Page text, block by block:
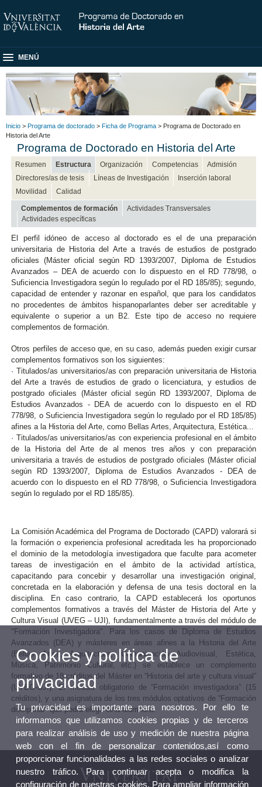
MENÚ
Inicio > Programa de doctorado > Ficha de Programa > Programa de Doctorado en
Historia del Arte
Programa de Doctorado en Historia del Arte
Resumen Estructura Organización Competencias
Admisión
Directores/as de tesis
Líneas de Investigación
Inserción laboral
Movilidad
Calidad
Complementos de formación
Actividades Transversales
Actividades específicas
El perfil idóneo de acceso al doctorado es el de una preparación
universitaria de Historia del Arte a través de estudios de postgrado
oficiales (Máster oficial según RD 1393/2007, Diploma de Estudios
Avanzados – DEA de acuerdo con lo dispuesto en el RD 778/98, o
Suficiencia Investigadora según lo regulado por el RD 185/85); segundo,
capacidad de entender y razonar en español, que para los candidatos
no procedentes de ámbitos hispanoparlantes deber ser acreditable y
equivalente o superior a un B2. Este tipo de acceso no requiere
complementos de formación.
Otros perfiles de acceso que, en su caso, además pueden exigir cursar
complementos formativos son los siguientes:
· Titulados/as universitarios/as con preparación universitaria de Historia
del Arte a través de estudios de grado o licenciatura, y estudios de
postgrado oficiales (Máster oficial según RD 1393/2007, Diploma de
Estudios Avanzados - DEA de acuerdo con lo dispuesto en el RD
778/98, o Suficiencia Investigadora según lo regulado por el RD 185/85)
afines a la Historia del Arte, como Bellas Artes, Arquitectura, Estética...
· Titulados/as universitarios/as con experiencia profesional en el ámbito
de la Historia del Arte de al menos tres años y con preparación
universitaria a través de estudios de postgrado oficiales (Máster oficial
según RD 1393/2007, Diploma de Estudios Avanzados - DEA de
acuerdo con lo dispuesto en el RD 778/98, o Suficiencia Investigadora
según lo regulado por el RD 185/85).
La Comisión Académica del Programa de Doctorado (CAPD) valorará si
la formación o experiencia profesional acreditada les ha proporcionado
el dominio de la metodología investigadora que faculte para acometer
tareas de investigación en el ámbito de la actividad artística,
capacitando para concebir y desarrollar una investigación original,
concretada en la elaboración y defensa de una tesis doctoral en la
disciplina. En caso contrario, la CAPD establecerá los oportunos
complementos formativos a través del Máster de Historia del Arte y
Cultura Visual (UVEG – UJI), fundamentalmente a través del módulo de
"Formación Investigadora". Para los casos de Diploma de Estudios
Avanzados (DEA) y másteres en áreas afines a la Historia del Arte
(Bellas Artes, Arquitectura, Comunicación Audiovisual, Estética,
Música, Patrimonio Cultural, etc.) se establece un complemento
formativo de 18 créditos del Máster en “Historia del arte y cultura visual”
(UVEG-UJI): El módulo obligatorio de “Formación investigadora” (15
créditos), y una asignatura de los tres módulos optativos de “Formación
disciplinar” que podrá elegir el/la alumno/a.
Cookies y política de
privacidad
Tu privacidad es importante para nosotros. Por ello te
informamos que utilizamos cookies propias y de terceros
para realizar análisis de uso y medición de nuestra página
web con el fin de personalizar contenidos,así como
proporcionar funcionalidades a las redes sociales o analizar
nuestro tráfico. Para continuar acepta o modifica la
configuración de nuestras cookies. Para ampliar información